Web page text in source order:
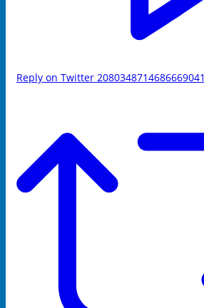
Reply on Twitter 2080348714686669041